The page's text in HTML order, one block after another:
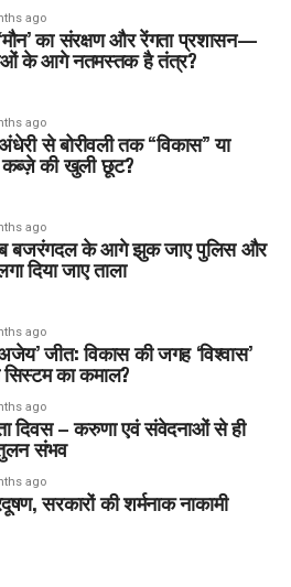
ago
का संरक्षण और रेंगता प्रशासन—
के आगे नतमस्तक है तंत्र?
ago
से बोरीवली तक “विकास” या
की खुली छूट?
ago
बजरंगदल के आगे झुक जाए पुलिस और
दिया जाए ताला
ago
जीत: विकास की जगह ‘विश्वास’
सिस्टम का कमाल?
ago
दिवस – करुणा एवं संवेदनाओं से ही
संभव
ago
सरकारों की शर्मनाक नाकामी